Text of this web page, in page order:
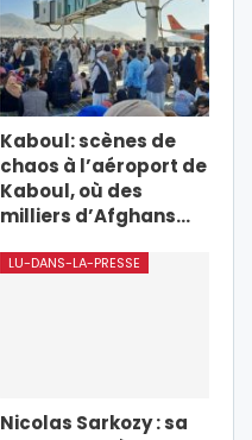
Kaboul: scènes de
chaos à l’aéroport de
Kaboul, où des
milliers d’Afghans…
LU-DANS-LA-PRESSE
Nicolas Sarkozy : sa